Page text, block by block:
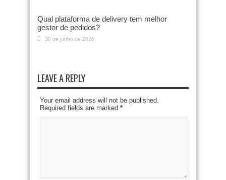
Qual plataforma de delivery tem melhor
gestor de pedidos?
30 de junho de 2026
LEAVE A REPLY
Your email address will not be published.
Required fields are marked *